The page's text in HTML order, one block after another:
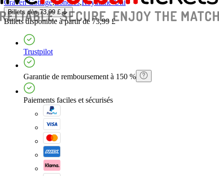
Craven Cottage,Londres,Royaume-Uni
Billets dès73,99 £
Billetsdisponible à partir de 73,99 £
Trustpilot
Garantie de remboursement à 150 %
Paiements faciles et sécurisés